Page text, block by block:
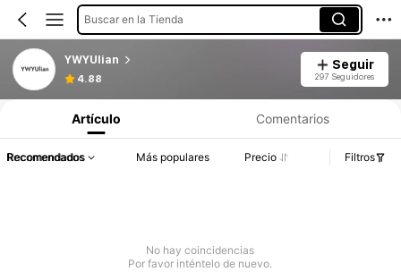
Buscar en la Tienda
YWYUlian
4.88
Seguir
297 Seguidores
Artículo Comentarios
Recomendados Más populares Precio Filtros
No hay coincidencias
Por favor inténtelo de nuevo.